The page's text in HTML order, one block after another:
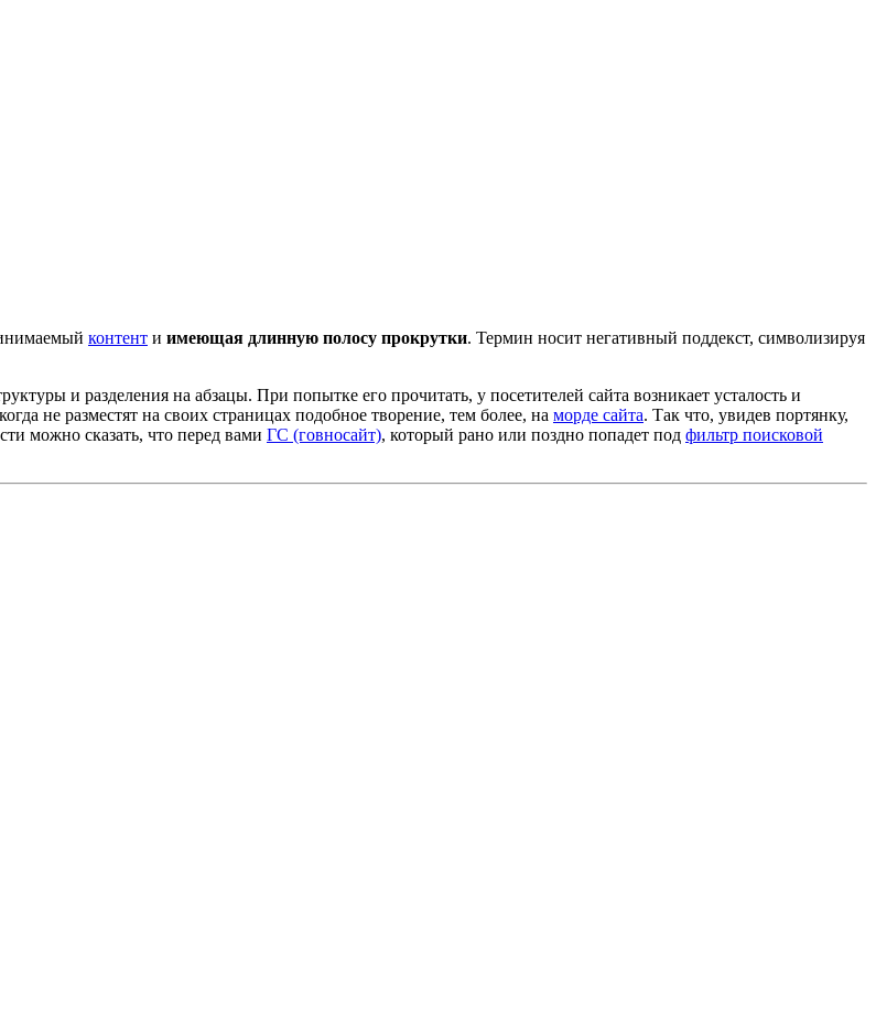
контент и имеющая длинную полосу прокрутки. Термин носит негативный поддекст, символизируя
и разделения на абзацы. При попытке его прочитать, у посетителей сайта возникает усталость и
не разместят на своих страницах подобное творение, тем более, на морде сайта. Так что, увидев портянку,
можно сказать, что перед вами ГС (говносайт), который рано или поздно попадет под фильтр поисковой